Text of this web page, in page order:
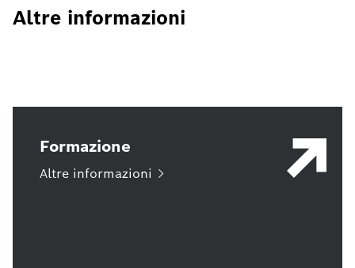
Altre informazioni
Formazione
Altre informazioni